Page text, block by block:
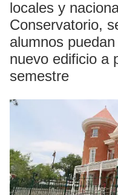
locales y
Conservatorio,
alumnos
nuevo edificio a
semestre